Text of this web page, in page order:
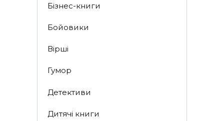
Бізнес-книги
Бойовики
Вірші
Гумор
Детективи
Дитячі книги